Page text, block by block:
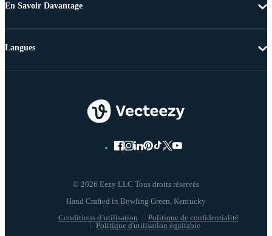
En Savoir Davantage
© 2026 Eezy LLC Tous droits réservés
Conditions d’utilisation
Politique de confidentialité
Politique d'utilisation équitable
Langues